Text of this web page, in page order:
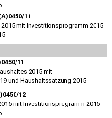
11
mit Investitionsprogramm 2015
11
2015 mit
und Haushaltssatzung 2015
12
mit Investitionsprogramm 2015